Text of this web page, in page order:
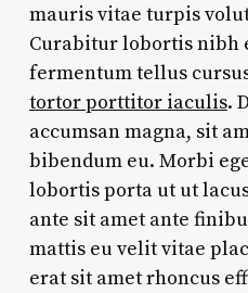
mauris vitae turpis
Curabitur lobortis nibh
fermentum tellus
tortor porttitor iaculis.
accumsan magna, sit
bibendum eu. Morbi
lobortis porta ut ut
ante sit amet ante
mattis eu velit vitae
erat sit amet rhoncus